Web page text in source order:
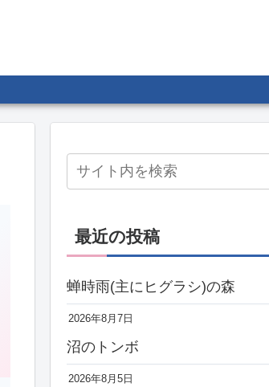
最近の投稿
蝉時雨(主にヒグラシ)の森
2026年8月7日
沼のトンボ
2026年8月5日